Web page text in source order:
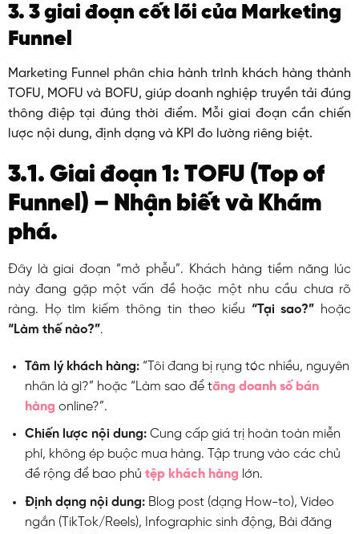
3. 3 giai đoạn cốt lõi của Marketing
Funnel
Marketing Funnel phân chia hành trình khách hàng thành
TOFU, MOFU và BOFU, giúp doanh nghiệp truyền tải đúng
thông điệp tại đúng thời điểm. Mỗi giai đoạn cần chiến
lược nội dung, định dạng và KPI đo lường riêng biệt.
3.1. Giai đoạn 1: TOFU (Top of
Funnel) – Nhận biết và Khám
phá.
Đây là giai đoạn “mở phễu”. Khách hàng tiềm năng lúc
này đang gặp một vấn đề hoặc một nhu cầu chưa rõ
ràng. Họ tìm kiếm thông tin theo kiểu “Tại sao?” hoặc
“Làm thế nào?”.
Tâm lý khách hàng:“Tôi đang bị rụng tóc nhiều, nguyên
nhân là gì?” hoặc “Làm sao để tăng doanh số bán
hàng online?”.
Chiến lược nội dung:Cung cấp giá trị hoàn toàn miễn
phí, không ép buộc mua hàng. Tập trung vào các chủ
đề rộng để bao phủ tệp khách hàng lớn.
Định dạng nội dung:Blog post (dạng How-to), Video
ngắn (TikTok/Reels), Infographic sinh động, Bài đăng